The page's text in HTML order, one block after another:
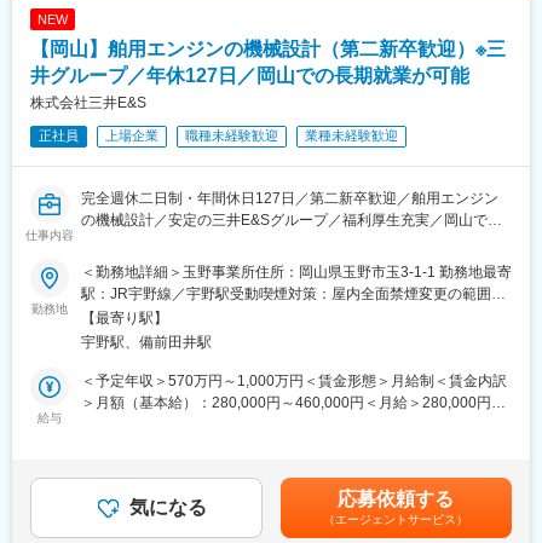
玉野工場製造部組立課は、スタッフ（同ポジション）約20名、現
場約170名で構成されています
業務は基本的にチームで行います。20代、30代のメンバーを中心
ンが重要になります。
・ロボットによる自動化も進めており、最新の技術に携わること
ができます。
・新型機種の舶用大型エンジンや一品一様の産業機械製品に対し
て、製造現場と協力しながら生産設備や治工具の提案を実施して
■働き方 :
・平均残業時間：20～30時間
・出張業務は半年に1回程度、打ち合わせや展示会への参加(日帰
り)や、客先現地工事(修理等の監督業、数日から1か月程度)におい
て、発生する可能性がございます。
■教育体制：
・ＯＪＴと並行して、社内の技術講座により材料や溶接の技術を
学んでいただきます。
150名で構成されています。
NEW
【岡山】舶用エンジンの機械設計（第二新卒歓迎）※三
井グループ／年休127日／岡山での長期就業が可能
株式会社三井E&S
正社員 上場企業 職種未経験歓迎 業種未経験歓迎
仕事内容
完全週休二日制・年間休日127日／第二新卒歓迎／舶用エンジン
の機械設計／安定の三井E&Sグループ／福利厚生充実／岡山での
国内シェアトップの舶用エンジンの機械設計を担当いただきま
す。
■業務内容：高さ20m、重量2000トン、最大出力10万馬力を超え
る大型舶用エンジンのオーダーメイド設計をお任せします。
・エンジン主要部品の基本設計方針を決定
・検証試験項目の検討、作成
・設計検証のための解析や計測
・図面ライセンサー（デンマーク）との設計要素についての技術
協議
※図面作成業務や解析作業は協力会社に外注しています。
勤務地
＜勤務地詳細＞玉野事業所住所：岡山県玉野市玉3-1-1 勤務地最寄
駅：JR宇野線／宇野駅受動喫煙対策：屋内全面禁煙変更の範囲：
会社の定める事業所（リモートワーク含む）
【最寄り駅】
宇野駅、備前田井駅
給与
＜予定年収＞570万円～1,000万円＜賃金形態＞月給制＜賃金内訳
＞月額（基本給）：280,000円～460,000円＜月給＞280,000円～
更になる場合もございます。■新卒入社モデル年収(大卒)：27歳
(入社5年目) 650万円 / 32歳(入社10年目) 870万円賃金はあくま
でも目安の金額であり、選考を通じて上下する可能性がありま
気になる 応募依頼する
（エージェントサービス）